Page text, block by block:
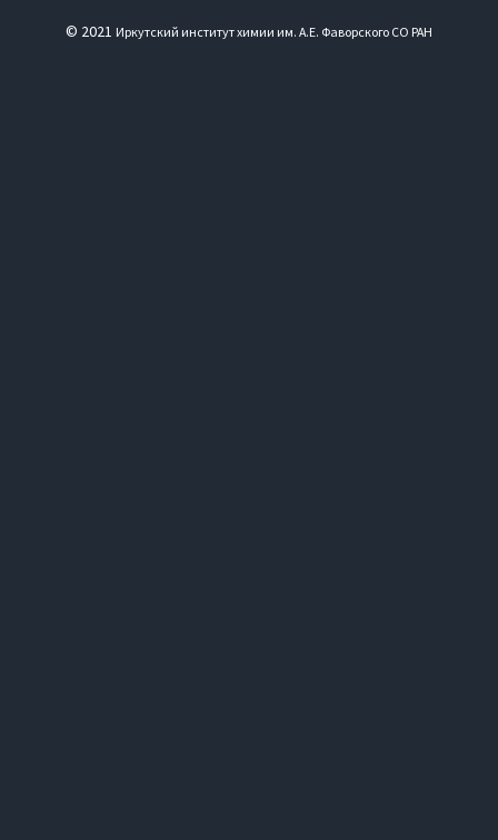
© 2021 Иркутский институт химии им. А.Е. Фаворского СО РАН